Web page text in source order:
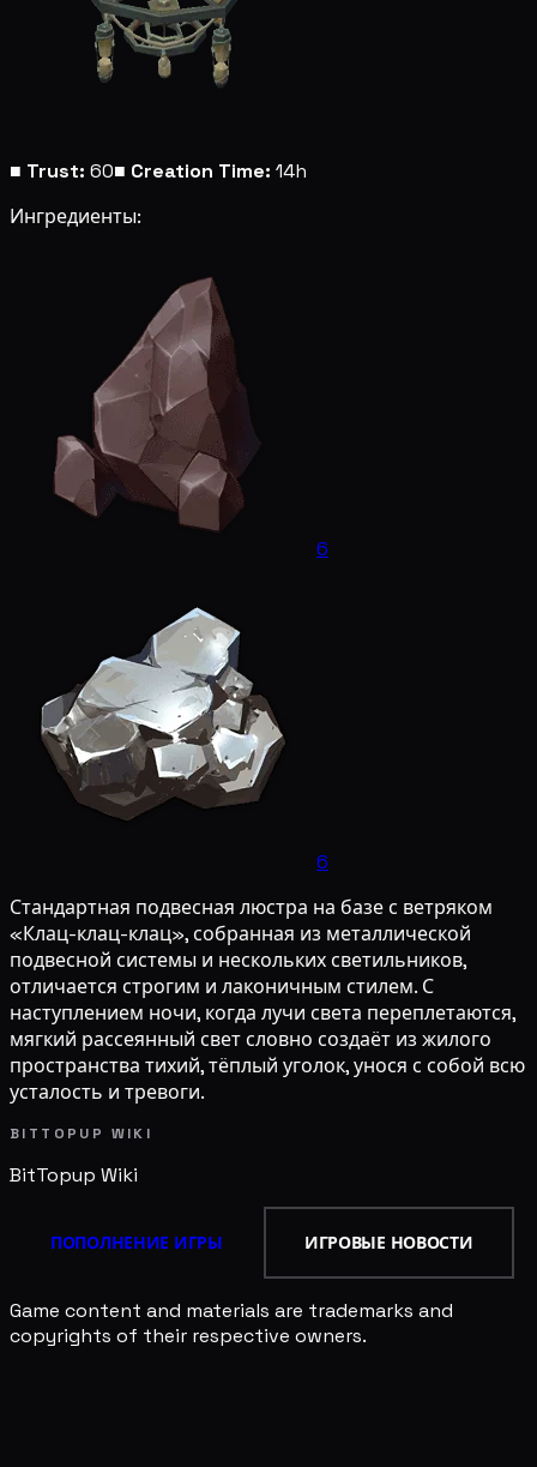
■ Trust: 60■ Creation Time: 14h
Ингредиенты:
6
6
Стандартная подвесная люстра на базе с ветряком
«Клац-клац-клац», собранная из металлической
подвесной системы и нескольких светильников,
отличается строгим и лаконичным стилем. С
наступлением ночи, когда лучи света переплетаются,
мягкий рассеянный свет словно создаёт из жилого
пространства тихий, тёплый уголок, унося с собой всю
усталость и тревоги.
BITTOPUP WIKI
BitTopup Wiki
ПОПОЛНЕНИЕ ИГРЫ ИГРОВЫЕ НОВОСТИ
Game content and materials are trademarks and
copyrights of their respective owners.